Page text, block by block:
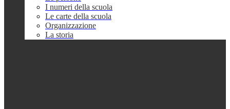
I numeri della scuola
Le carte della scuola
Organizzazione
La storia